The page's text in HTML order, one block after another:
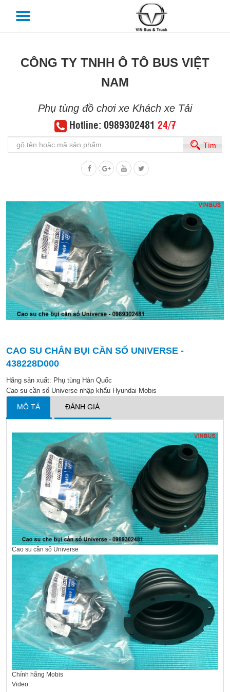
CÔNG TY TNHH Ô TÔ BUS VIỆT
NAM
Phụ tùng đồ chơi xe Khách xe Tải
Hotline: 0989302481 24/7
Tìm
CAO SU CHẮN BỤI CẦN SỐ UNIVERSE -
438228D000
Hãng sản xuất: Phụ tùng Hàn Quốc
Cao su cần số Universe nhập khẩu Hyundai Mobis
MÔ TẢ ĐÁNH GIÁ
Cao su cần số Universe
Chính hãng Mobis
Video: